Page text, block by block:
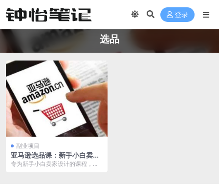
登录
选品
副业项目
亚马逊选品课：新手小白卖家
专属课程，助您轻松爆单
专为新手小白卖家设计的课程，旨